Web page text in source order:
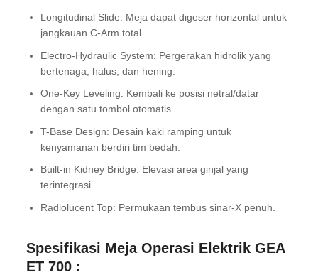
Longitudinal Slide: Meja dapat digeser horizontal untuk
jangkauan C-Arm total.
Electro-Hydraulic System: Pergerakan hidrolik yang
bertenaga, halus, dan hening.
One-Key Leveling: Kembali ke posisi netral/datar
dengan satu tombol otomatis.
T-Base Design: Desain kaki ramping untuk
kenyamanan berdiri tim bedah.
Built-in Kidney Bridge: Elevasi area ginjal yang
terintegrasi.
Radiolucent Top: Permukaan tembus sinar-X penuh.
Spesifikasi Meja Operasi Elektrik GEA
ET 700 :